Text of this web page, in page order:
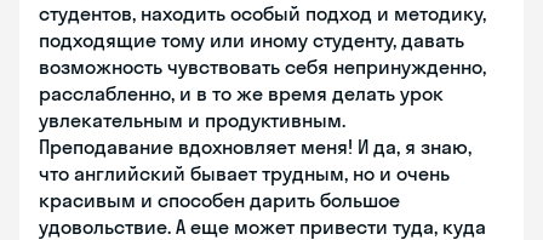
студентов, находить особый подход и методику,
подходящие тому или иному студенту, давать
возможность чувствовать себя непринужденно,
расслабленно, и в то же время делать урок
увлекательным и продуктивным.
Преподавание вдохновляет меня! И да, я знаю,
что английский бывает трудным, но и очень
красивым и способен дарить большое
удовольствие. А еще может привести туда, куда